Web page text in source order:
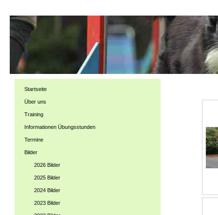
Startseite
Über uns
Training
Informationen Übungsstunden
Termine
Bilder
2026 Bilder
2025 Bilder
2024 Bilder
2023 Bilder